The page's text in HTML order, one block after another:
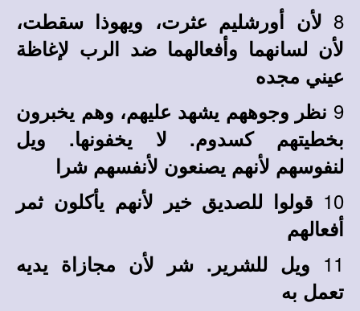
8 لأن أورشليم عثرت، ويهوذا سقطت،
لأن لسانهما وأفعالهما ضد الرب لإغاظة
عيني مجده
9 نظر وجوههم يشهد عليهم، وهم يخبرون
بخطيتهم كسدوم. لا يخفونها. ويل
لنفوسهم لأنهم يصنعون لأنفسهم شرا
10 قولوا للصديق خير لأنهم يأكلون ثمر
أفعالهم
11 ويل للشرير. شر لأن مجازاة يديه
تعمل به